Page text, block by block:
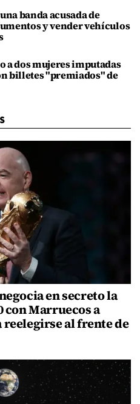
banda acusada de
y vender vehículos
a dos mujeres imputadas
billetes "premiados" de
en secreto la
Marruecos a
reelegirse al frente de